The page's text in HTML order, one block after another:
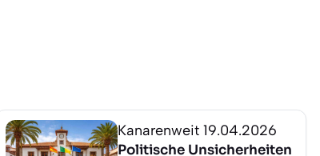
Kanarenweit 19.04.2026
Politische Unsicherheiten